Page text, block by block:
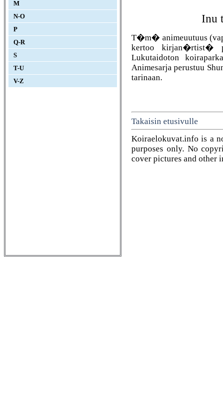
M
N-O
P
Q-R
S
T-U
V-Z
Inu
T�m� animeuutuus
kertoo kirjan�rtist�
Lukutaidoton
Animesarja perustuu
tarinaan.
Takaisin etusivulle
Koiraelokuvat.info is a
purposes only. No
cover pictures and other